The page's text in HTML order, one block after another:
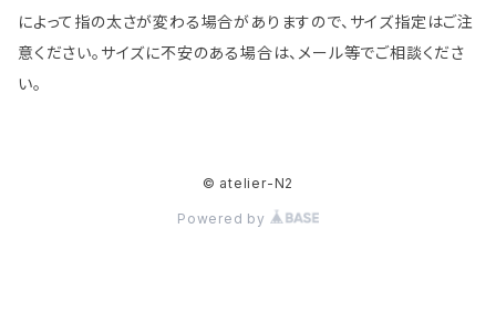
によって指の太さが変わる場合がありますので、サイズ指定はご注
意ください。サイズに不安のある場合は、メール等でご相談くださ
い。
© atelier-N2
Powered by